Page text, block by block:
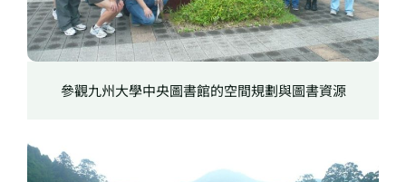
參觀九州大學中央圖書館的空間規劃與圖書資源